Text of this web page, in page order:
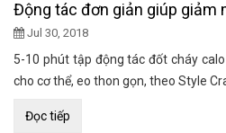
Động tác đơn giản giúp giảm
Jul 30, 2018
5-10 phút tập động tác đốt cháy
cho cơ thể, eo thon gọn, theo Style
Đọc tiếp